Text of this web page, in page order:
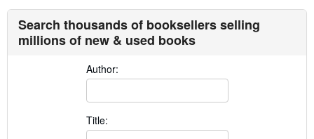
Search thousands of booksellers selling
millions of new & used books
Author:
Title: